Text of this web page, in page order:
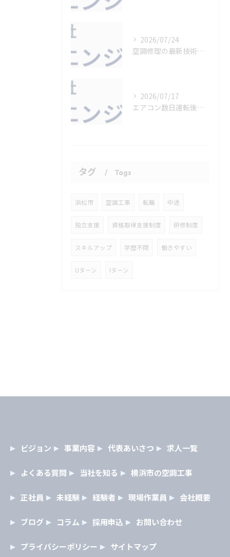
2026/07/24
空調修理の最新技術と現場活用法
2026/07/17
エアコン数日運転後の正しいメンテ方法
タグ Tags
浜松市 空調工事 転職 中途
独立支援 資格取得支援制度 研修制度
スキルアップ 学歴不問 働きやすい
Uターン Iターン
ビジョン 事業内容 代表あいさつ 求人一覧
よくある質問 当社を知る 横浜市の空調工事
正社員 未経験 経験者 現場作業員 会社概要
ブログ コラム 採用申込 お問い合わせ
プライバシーポリシー サイトマップ